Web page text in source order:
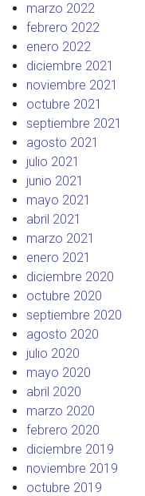
marzo 2022
febrero 2022
enero 2022
diciembre 2021
noviembre 2021
octubre 2021
septiembre 2021
agosto 2021
julio 2021
junio 2021
mayo 2021
abril 2021
marzo 2021
enero 2021
diciembre 2020
octubre 2020
septiembre 2020
agosto 2020
julio 2020
mayo 2020
abril 2020
marzo 2020
febrero 2020
diciembre 2019
noviembre 2019
octubre 2019